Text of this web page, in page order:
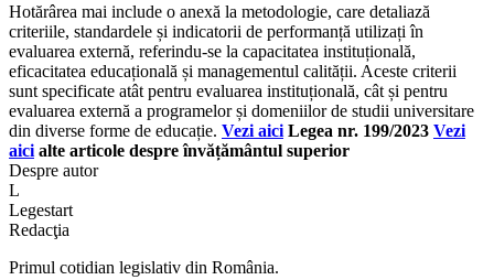
Hotărârea mai include o anexă la metodologie, care detaliază
criteriile, standardele și indicatorii de performanță utilizați în
evaluarea externă, referindu-se la capacitatea instituțională,
eficacitatea educațională și managementul calității. Aceste criterii
sunt specificate atât pentru evaluarea instituțională, cât și pentru
evaluarea externă a programelor și domeniilor de studii universitare
din diverse forme de educație. Vezi aici Legea nr. 199/2023 Vezi
aici alte articole despre învățământul superior
Despre autor
L
Legestart
Redacţia
Primul cotidian legislativ din România.